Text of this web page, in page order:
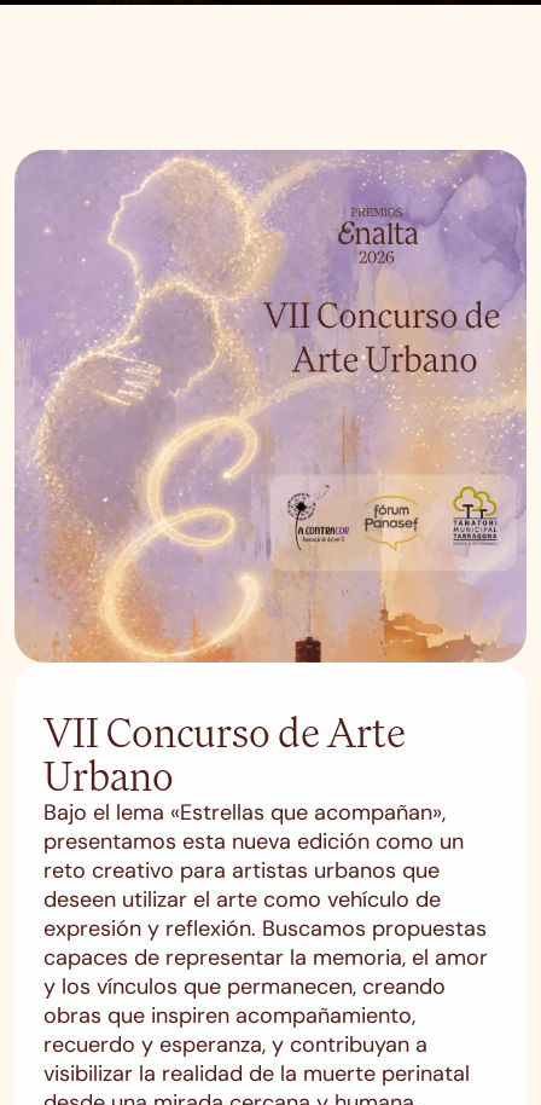
VII Concurso de Arte
Urbano
Bajo el lema «Estrellas que acompañan»,
presentamos esta nueva edición como un
reto creativo para artistas urbanos que
deseen utilizar el arte como vehículo de
expresión y reflexión. Buscamos propuestas
capaces de representar la memoria, el amor
y los vínculos que permanecen, creando
obras que inspiren acompañamiento,
recuerdo y esperanza, y contribuyan a
visibilizar la realidad de la muerte perinatal